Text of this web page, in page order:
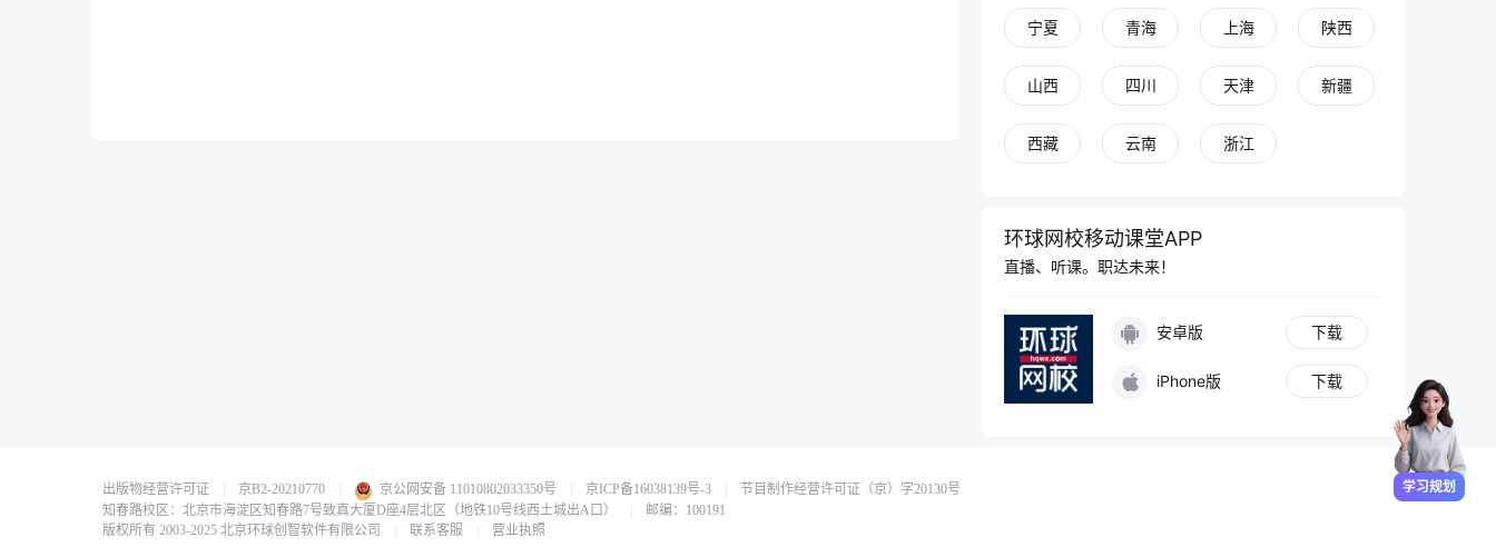
宁夏 青海 上海 陕西
山西 四川 天津 新疆
西藏 云南 浙江
环球网校移动课堂APP
直播、听课。职达未来！
安卓版 下载
iPhone版 下载
出版物经营许可证 京B2-20210770 京公网安备 11010802033350号 京ICP备16038139号-3
节目制作经营许可证（京）字20130号
知春路校区：北京市海淀区知春路7号致真大厦D座4层北区（地铁10号线西土城出A口）
邮编：100191
版权所有 2003-2025 北京环球创智软件有限公司
联系客服 营业执照
学习规划
在学习过程中有任何问题都可以和我讨论
全职备考环评师的整体学习计划该怎么制定
环境影响评价师各个考试科目的题型是什么
专业答疑